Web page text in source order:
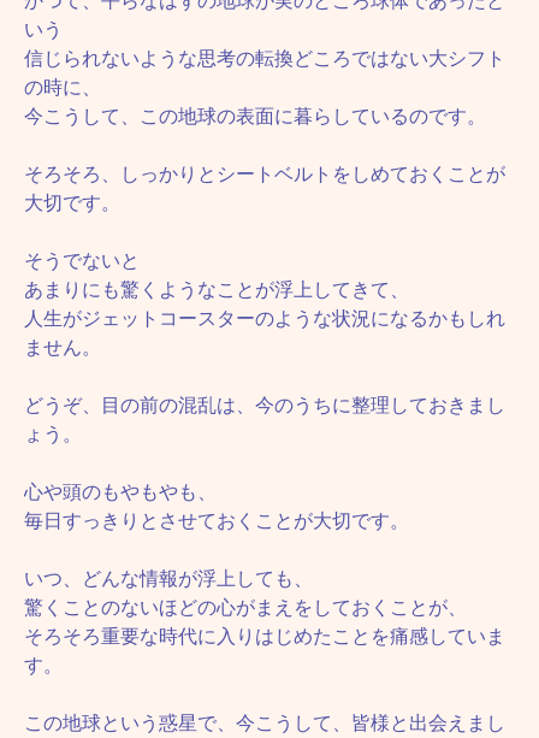
いう
信じられないような思考の転換どころではない大シフト
の時に、
今こうして、この地球の表面に暮らしているのです。
そろそろ、しっかりとシートベルトをしめておくことが
大切です。
そうでないと
あまりにも驚くようなことが浮上してきて、
人生がジェットコースターのような状況になるかもしれ
ません。
どうぞ、目の前の混乱は、今のうちに整理しておきまし
ょう。
心や頭のもやもやも、
毎日すっきりとさせておくことが大切です。
いつ、どんな情報が浮上しても、
驚くことのないほどの心がまえをしておくことが、
そろそろ重要な時代に入りはじめたことを痛感していま
す。
この地球という惑星で、今こうして、皆様と出会えまし